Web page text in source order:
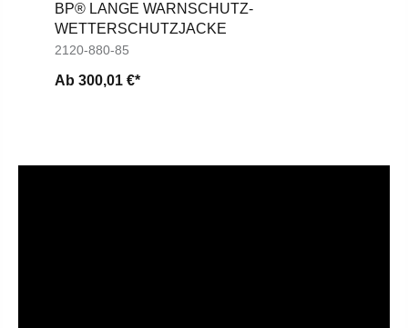
BP® LANGE WARNSCHUTZ-
WETTERSCHUTZJACKE
2120-880-85
Ab 300,01 €*